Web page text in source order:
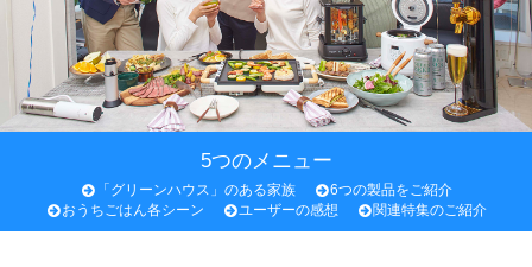
5つのメニュー
「グリーンハウス」のある家族
6つの製品をご紹介
おうちごはん各シーン
ユーザーの感想 関連特集のご紹介